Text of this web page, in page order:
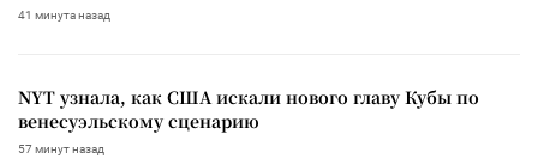
41 минута назад
NYT узнала, как США искали нового главу Кубы по
венесуэльскому сценарию
57 минут назад